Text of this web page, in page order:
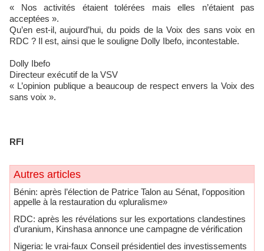
« Nos activités étaient tolérées mais elles n’étaient pas
acceptées ».
Qu’en est-il, aujourd’hui, du poids de la Voix des sans voix en
RDC ? Il est, ainsi que le souligne Dolly Ibefo, incontestable.
Dolly Ibefo
Directeur exécutif de la VSV
« L’opinion publique a beaucoup de respect envers la Voix des
sans voix ».
RFI
Autres articles
Bénin: après l’élection de Patrice Talon au Sénat, l’opposition
appelle à la restauration du «pluralisme»
RDC: après les révélations sur les exportations clandestines
d’uranium, Kinshasa annonce une campagne de vérification
Nigeria: le vrai-faux Conseil présidentiel des investissements